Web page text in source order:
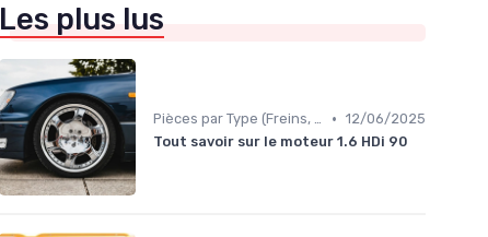
Les plus lus
Pièces par Type (Freins, Moteur, etc.) • 12/06/2025
Tout savoir sur le moteur 1.6 HDi 90